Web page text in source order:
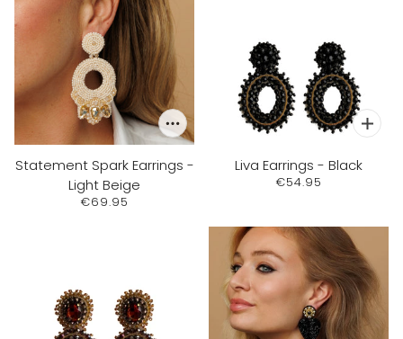
Statement Spark Earrings -
Light Beige
€69.95
Liva Earrings - Black
€54.95